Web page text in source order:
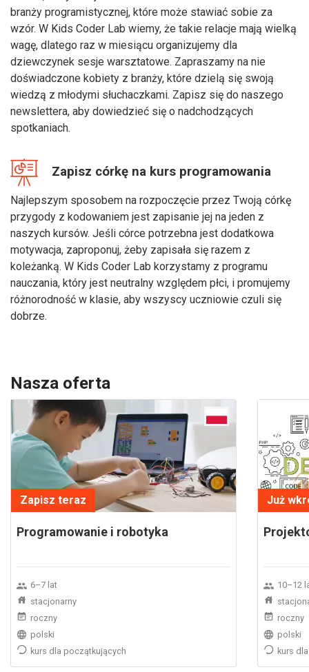
branży programistycznej, które może stawiać sobie za
wzór. W Kids Coder Lab wiemy, że takie relacje mają wielką
wagę, dlatego raz w miesiącu organizujemy dla
dziewczynek sesje warsztatowe. Zapraszamy na nie
doświadczone kobiety z branży, które dzielą się swoją
wiedzą z młodymi słuchaczkami. Zapisz się do naszego
newslettera, aby dowiedzieć się o nadchodzących
spotkaniach.
Zapisz córkę na kurs programowania
Najlepszym sposobem na rozpoczęcie przez Twoją córkę
przygody z kodowaniem jest zapisanie jej na jeden z
naszych kursów. Jeśli córce potrzebna jest dodatkowa
motywacja, zaproponuj, żeby zapisała się razem z
koleżanką. W Kids Coder Lab korzystamy z programu
nauczania, który jest neutralny względem płci, i promujemy
różnorodność w klasie, aby wszyscy uczniowie czuli się
dobrze.
Nasza oferta
Zapisz teraz
Programowanie i robotyka
6–7 lat
stacjonarny
roczny
polski
kurs dla początkujących
Już
10–12
roczny
polski
kurs